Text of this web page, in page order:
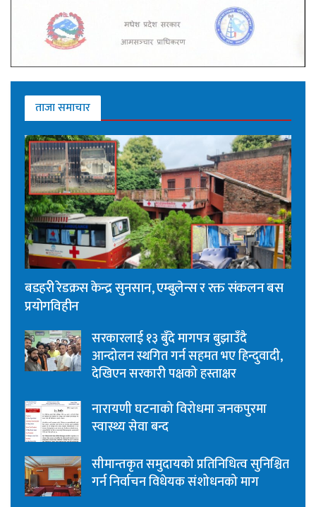
ताजा समाचार
बडहरी रेडक्रस केन्द्र सुनसान, एम्बुलेन्स र रक्त संकलन बस
प्रयोगविहीन
सरकारलाई १३ बुँदे मागपत्र बुझाउँदै
आन्दोलन स्थगित गर्न सहमत भए हिन्दुवादी,
देखिएन सरकारी पक्षको हस्ताक्षर
नारायणी घटनाको विरोधमा जनकपुरमा
स्वास्थ्य सेवा बन्द
सीमान्तकृत समुदायको प्रतिनिधित्व सुनिश्चित
गर्न निर्वाचन विधेयक संशोधनको माग